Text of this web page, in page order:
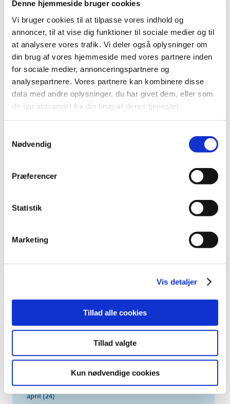
Denne hjemmeside bruger cookies
Vi bruger cookies til at tilpasse vores indhold og
annoncer, til at vise dig funktioner til sociale medier og til
at analysere vores trafik. Vi deler også oplysninger om
din brug af vores hjemmeside med vores partnere inden
for sociale medier, annonceringspartnere og
analysepartnere. Vores partnere kan kombinere disse
data med andre oplysninger, du har givet dem, eller som
de har indsamlet fra din brug af deres tjenester.
Nødvendig
Præferencer
Statistik
Marketing
Vis detaljer
Tillad alle cookies
Tillad valgte
Kun nødvendige cookies
|2. juli 2020|
EU-landene og EU-kommissionen offentliggjorde i sidste
uge en fælles strategi for bl.a. at sikre borgere hurtig…
Den europæiske farmakopés (Ph.Eur.)
kvalitetsstandarder for vacciner er blevet frit
tilgængelige under COVID-19
|1. juli 2020 |
EDQM og den Europæiske Farmakopé (Ph. Eur.) har
besluttet at dele Ph. Eur. kvalitetsstandarder for vacciner.
TID
2025 (158)
2022 (197)
november (33)
september (20)
juli (11)
maj (21)
april (24)